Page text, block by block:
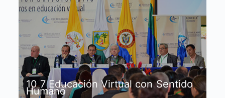
10 7 Educación Virtual con Sentido
Humano